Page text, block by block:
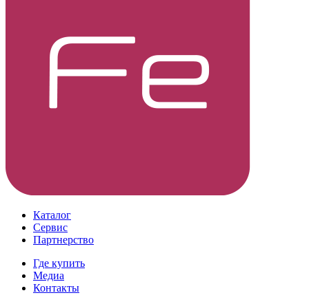
Каталог
Сервис
Партнерство
Где купить
Медиа
Контакты